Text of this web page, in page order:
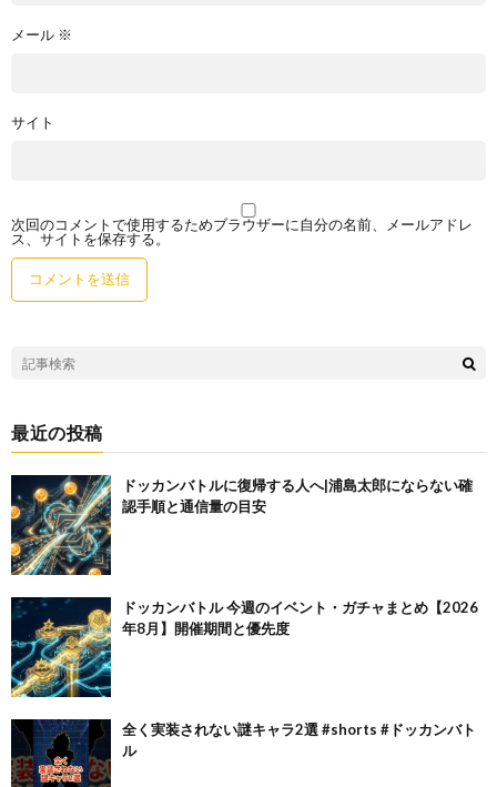
メール ※
サイト
次回のコメントで使用するためブラウザーに自分の名前、メールアドレ
ス、サイトを保存する。
最近の投稿
ドッカンバトルに復帰する人へ|浦島太郎にならない確
認手順と通信量の目安
ドッカンバトル 今週のイベント・ガチャまとめ【2026
年8月】開催期間と優先度
全く実装されない謎キャラ2選 #shorts #ドッカンバト
ル